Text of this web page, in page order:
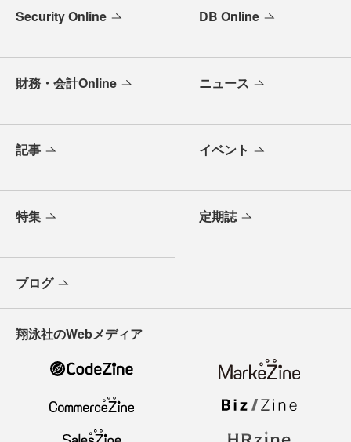
Security Online DB Online
財務・会計Online ニュース
記事 イベント
特集 定期誌
ブログ
翔泳社のWebメディア